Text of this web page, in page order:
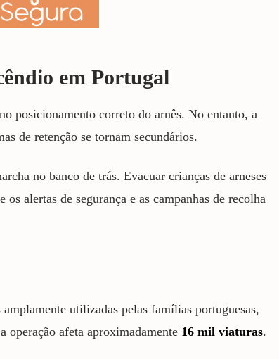
em Portugal
posicionamento correto do arnês. No entanto, a
de retenção se tornam secundários.
no banco de trás. Evacuar crianças de arneses
alertas de segurança e as campanhas de recolha
utilizadas pelas famílias portuguesas,
afeta aproximadamente 16 mil viaturas.